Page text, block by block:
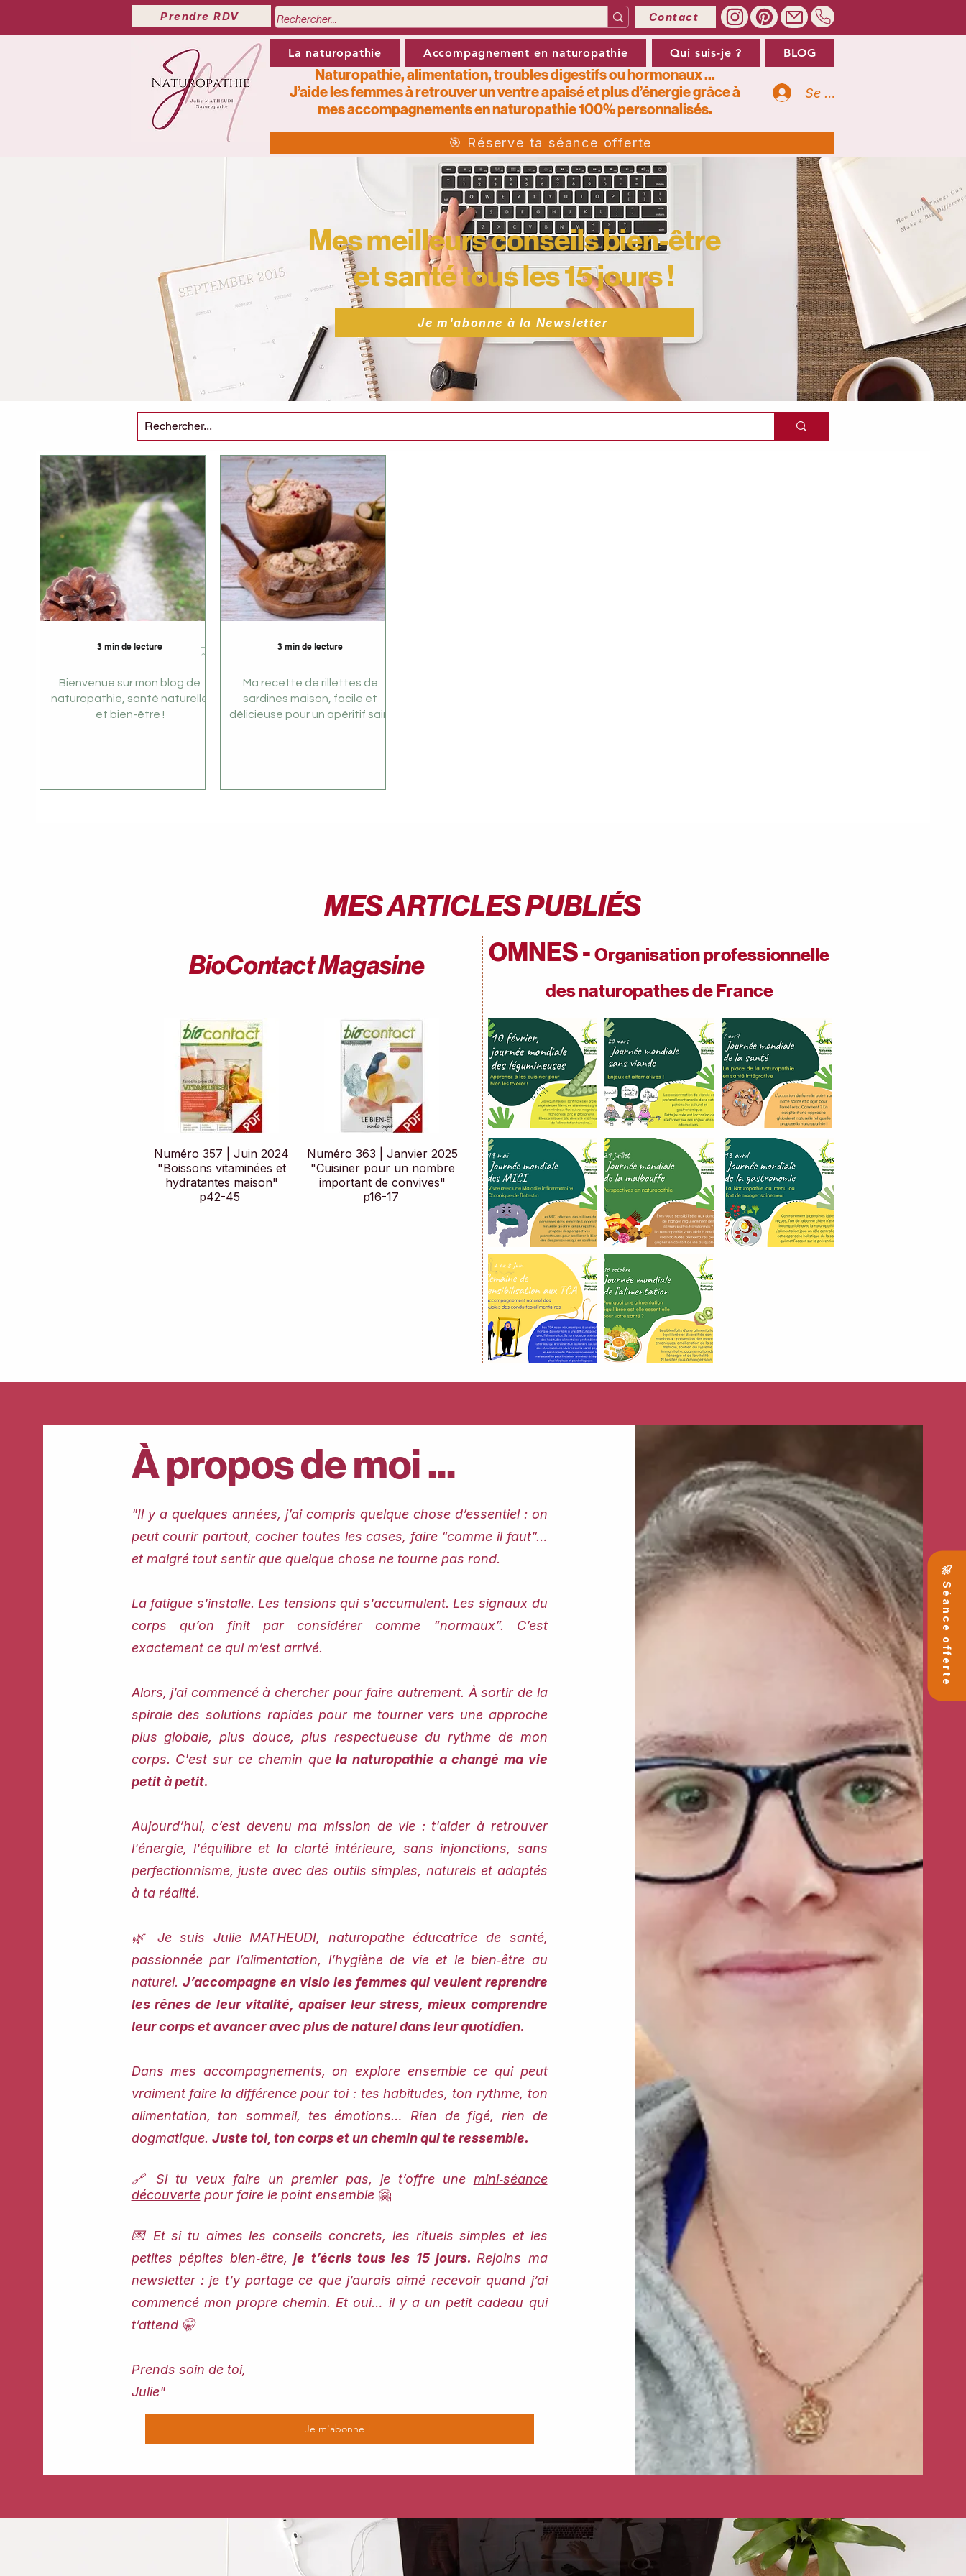
Prendre RDV Contact
La naturopathie Accompagnement en naturopathie Qui suis-je ? BLOG
Naturopathie, alimentation, troubles digestifs ou hormonaux ...
J’aide les femmes à retrouver un ventre apaisé et plus d’énergie grâce à
mesaccompagnements en naturopathie 100% personnalisés.
Se connecter
🎯 Réserve ta séance offerte
🚀 Séance offerte
Mes meilleurs conseils bien-être
et santé tous les 15 jours !
Je m'abonne à la Newsletter
Bienvenue sur mon blog de
naturopathie, santé naturelle
et bien-être !
3 min de lecture
Ma recette de rillettes de
sardines maison, facile et
délicieuse pour un apéritif sain.
3 min de lecture
MES ARTICLES PUBLIÉS
BioContact Magasine
Numéro 357 | Juin 2024
"Boissons vitaminées et
hydratantes maison"
p42-45
Numéro 363 | Janvier 2025
"Cuisiner pour un nombre
important de convives"
p16-17
OMNES - Organisation professionnelle
des naturopathes de France
À propos de moi ...
"Il y a quelques années, j’ai compris quelque chose d’essentiel : on
peut courir partout, cocher toutes les cases, faire “comme il faut”…
et malgré tout sentir que quelque chose ne tourne pas rond.
La fatigue s'installe. Les tensions qui s'accumulent. Les signaux du
corps qu’on finit par considérer comme “normaux”. ​​C’est
exactement ce qui m’est arrivé.
Alors, j’ai commencé à chercher pour faire autrement. À sortir de la
spirale des solutions rapides pour me tourner vers une approche
plus globale, plus douce, plus respectueuse du rythme de mon
corps. C'est sur ce chemin quela naturopathie a changé ma vie
petit à petit.
Aujourd’hui, c’est devenu ma mission de vie : t'aider à retrouver
l'énergie, l'équilibre et la clarté intérieure, sans injonctions, sans
perfectionnisme, juste avec des outils simples, naturels et adaptés
à ta réalité.
🌿 Je suis Julie MATHEUDI, naturopathe éducatrice de santé,
passionnée par l’alimentation, l’hygiène de vie et le bien‑être au
naturel. J’accompagne en visio les femmes qui veulent reprendre
les rênes de leur vitalité, apaiser leur stress, mieux comprendre
leur corps et avancer avec plus de naturel dans leur quotidien.
Dans mes accompagnements, on explore ensemble ce qui peut
vraiment faire la différence pour toi : tes habitudes, ton rythme, ton
alimentation, ton sommeil, tes émotions… Rien de figé, rien de
dogmatique. Juste toi, ton corps et un chemin qui te ressemble.
🔗 Si tu veux faire un premier pas, je t’offre une mini‑séance
découvertepour faire le point ensemble 🤗
💌 Et si tu aimes les conseils concrets, les rituels simples et les
petites pépites bien‑être, je t’écris tous les 15 jours. Rejoins ma
newsletter : je t’y partage ce que j’aurais aimé recevoir quand j’ai
commencé mon propre chemin. Et oui… il y a un petit cadeau qui
t’attend 🤫
Prends soin de toi,
Julie"
Je m'abonne !